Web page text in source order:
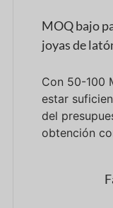
MOQ bajo
joyas de
Con 50-100
estar
del
obtención